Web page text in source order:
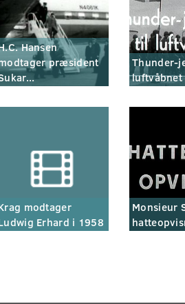
Hansen
præsident
Thunder-
luftvåbnet
modtager
Erhard i 1958
Monsieur